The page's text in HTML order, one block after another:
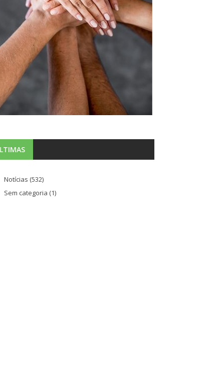
Notícias (532)
Sem categoria (1)